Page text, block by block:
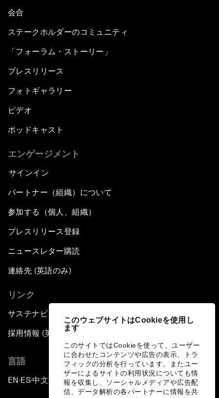
このウェブサイトはCookieを使用し
ます
このサイトではCookieを使って、ユーザー
に合わせたコンテンツや広告の表示、トラ
フィックの分析を行っています。またユー
ザーによるサイトの利用状況についても情
報を収集し、ソーシャルメディアや広告配
信、データ解析の各パートナーに情報を共
会合
ステークホルダーのコミュニティ
「フォーラム・ストーリー」
プレスリリース
フォトギャラリー
ビデオ
ポッドキャスト
エンゲージメント
サインイン
パートナー（組織）について
参加する（個人、組織）
プレスリリース登録
ニュースレター購読
連絡先 (英語のみ)
リンク
サステナビリティへの取り組み
採用情報 (英語のみ)
言語
EN ▪ES▪中文▪ 日本語